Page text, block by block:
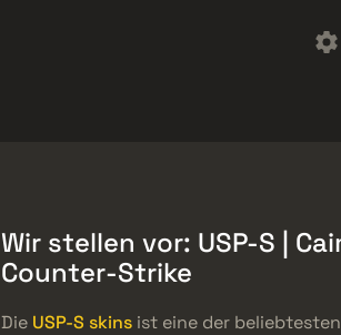
Wir stellen vor: USP-S |
Counter-Strike
Die USP-S skins ist eine der